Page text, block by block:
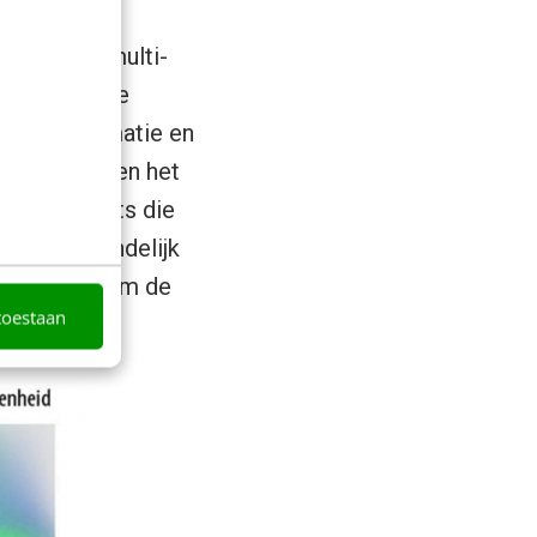
van multi-
dagelijkse
van informatie en
techniek en het
en tablets die
Uiteindelijk
vooral om de